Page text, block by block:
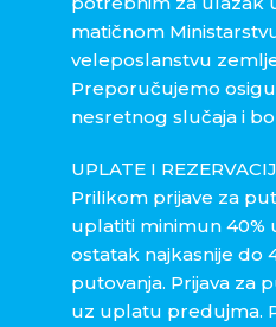
matičnom
veleposlanstvu
Preporučujemo
nesretnog slučaja i
UPLATE I
Prilikom prijave za
uplatiti minimun 40%
ostatak najkasnije do
putovanja. Prijava za
uz uplatu predujma.